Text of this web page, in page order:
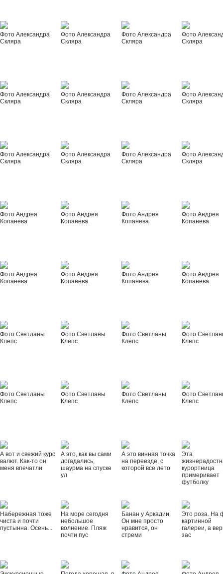
Фото Александра
Скляра
Фото Александра
Скляра
Фото Александра
Скляра
Фото
Скляра
Фото Александра
Скляра
Фото Александра
Скляра
Фото Александра
Скляра
Фото
Скляра
Фото Александра
Скляра
Фото Александра
Скляра
Фото Александра
Скляра
Фото
Скляра
Фото Андрея
Копанева
Фото Андрея
Копанева
Фото Андрея
Копанева
Фото Андрея
Копанева
Фото Андрея
Копанева
Фото Андрея
Копанева
Фото Андрея
Копанева
Фото Андрея
Копанева
Фото Светланы
Клепс
Фото Светланы
Клепс
Фото Светланы
Клепс
Фото
Клепс
Фото Светланы
Клепс
Фото Светланы
Клепс
Фото Светланы
Клепс
Фото
Клепс
А вот и свежий курс
валют. Как-то он
меня впечатли
А это, как вы сами
догадались,
шаурма на спуске
ул
А это винная точка
на переезде, с
которой все лето
Эта
курортница
примеривает
футболку
Набережная тоже
чиста и почти
пустынна. Осень...
На море сегодня
небольшое
волнение. Пляж
почти пус
Банан у Аркадии.
Он мне просто
нравится, он
стреми
Это роза. На
картинной
галереи, а
зас